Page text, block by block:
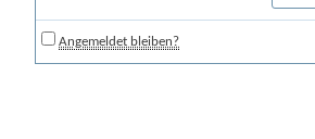
Angemeldet bleiben?